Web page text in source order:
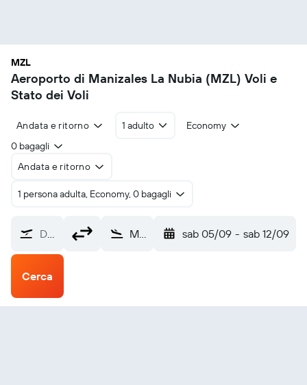
MZL
Aeroporto di Manizales La Nubia (MZL) Voli e
Stato dei Voli
Andata e ritorno 1 adulto
Economy
0 bagagli
Andata e ritorno
1 persona adulta, Economy, 0 bagagli
Da dove? Manizales La Nubia (MZL) sab 05/09 - sab 12/09
Cerca